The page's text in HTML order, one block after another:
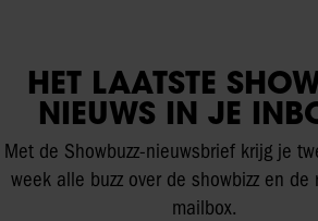
HET LAATSTE
NIEUWS IN JE
Met de Showbuzz-nieuwsbrief krijg je
week alle buzz over de showbizz en de
mailbox.